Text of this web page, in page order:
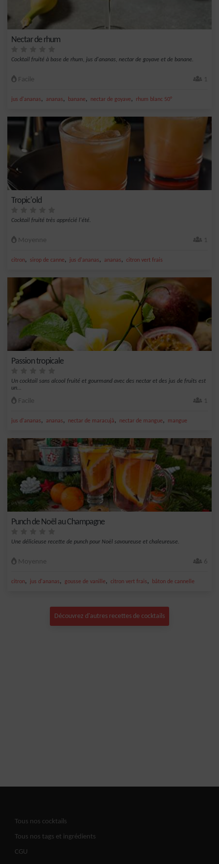
Nectar de rhum
Cocktail fruité à base de rhum, jus d'ananas, nectar de goyave et de banane.
Facile 1
jus d'ananas, ananas, banane, nectar de goyave, rhum blanc 50°
Tropic'old
Cocktail fruité très apprécié l'été.
Moyenne 1
citron, sirop de canne, jus d'ananas, ananas, citron vert frais
Passion tropicale
Un cocktail sans alcool fruité et gourmand avec des nectar et des jus de fruits est
un...
Facile 1
jus d'ananas, ananas, nectar de maracujà, nectar de mangue, mangue
Punch de Noël au Champagne
Une délicieuse recette de punch pour Noël savoureuse et chaleureuse.
Moyenne 6
citron, jus d'ananas, gousse de vanille, citron vert frais, bâton de cannelle
Découvrez d'autres recettes de cocktails
Tous nos cocktails
Tous nos tags et ingrédients
CGU